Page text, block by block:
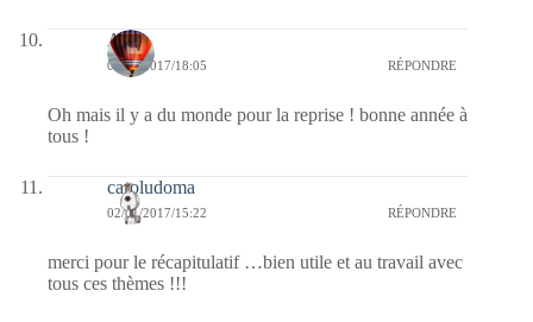
Ava
02/01/2017/18:05 RÉPONDRE
Oh mais il y a du monde pour la reprise ! bonne année à
tous !
caroludoma
02/01/2017/15:22 RÉPONDRE
merci pour le récapitulatif …bien utile et au travail avec
tous ces thèmes !!!